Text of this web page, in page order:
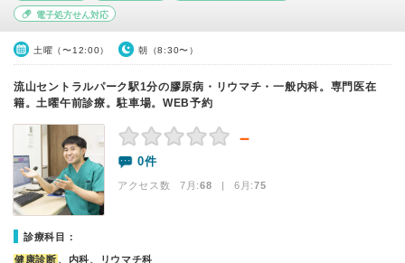
電子処方せん対応
土曜（〜12:00） 朝（8:30〜）
流山セントラルパーク駅1分の膠原病・リウマチ・一般内科。専門医在
籍。土曜午前診療。駐車場。WEB予約
－
0件
アクセス数 7月:68 | 6月:75
診療科目：
健康診断 、内科、リウマチ科